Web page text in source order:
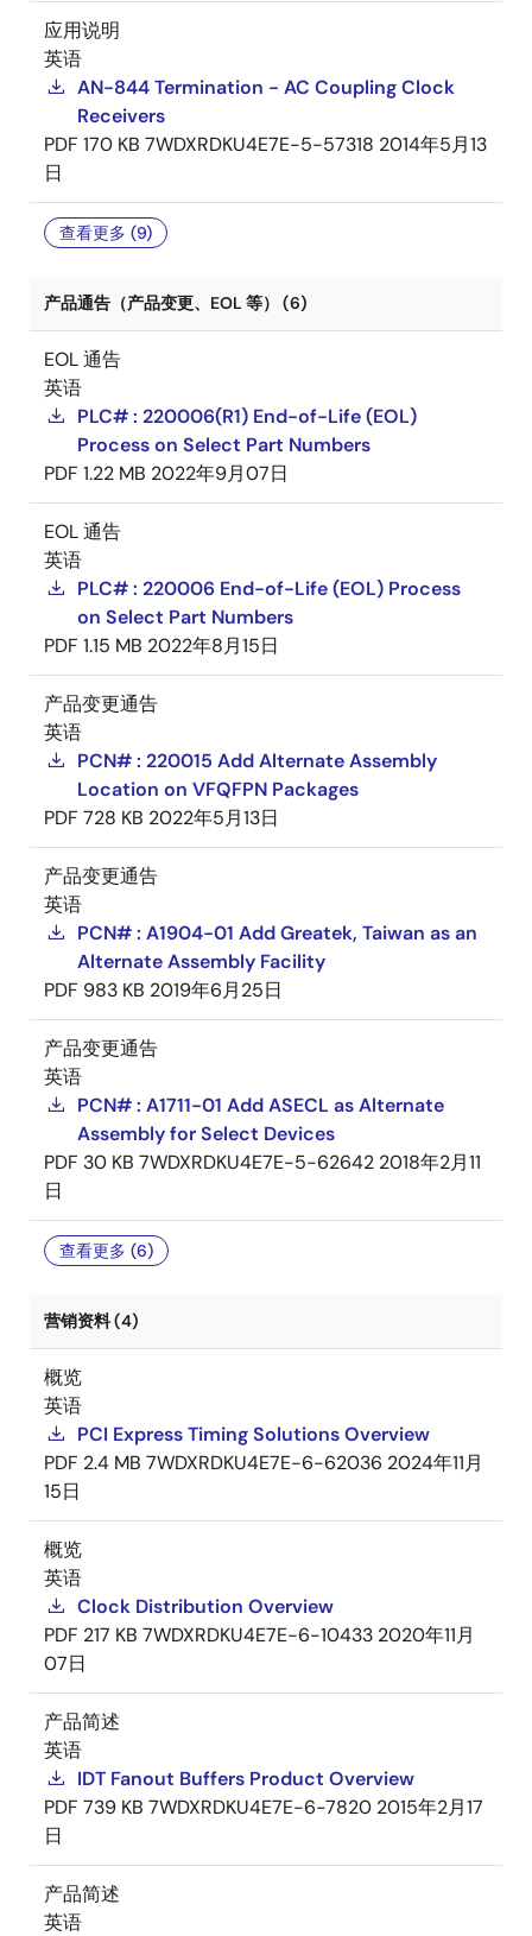
应用说明
英语
AN-844 Termination - AC Coupling Clock
Receivers
PDF 170 KB 7WDXRDKU4E7E-5-57318 2014年5月13
日
查看更多 (9)
产品通告（产品变更、EOL 等） (6)
EOL 通告
英语
PLC# : 220006(R1) End-of-Life (EOL)
Process on Select Part Numbers
PDF 1.22 MB 2022年9月07日
EOL 通告
英语
PLC# : 220006 End-of-Life (EOL) Process
on Select Part Numbers
PDF 1.15 MB 2022年8月15日
产品变更通告
英语
PCN# : 220015 Add Alternate Assembly
Location on VFQFPN Packages
PDF 728 KB 2022年5月13日
产品变更通告
英语
PCN# : A1904-01 Add Greatek, Taiwan as an
Alternate Assembly Facility
PDF 983 KB 2019年6月25日
产品变更通告
英语
PCN# : A1711-01 Add ASECL as Alternate
Assembly for Select Devices
PDF 30 KB 7WDXRDKU4E7E-5-62642 2018年2月11
日
查看更多 (6)
营销资料 (4)
概览
英语
PCI Express Timing Solutions Overview
PDF 2.4 MB 7WDXRDKU4E7E-6-62036 2024年11月
15日
概览
英语
Clock Distribution Overview
PDF 217 KB 7WDXRDKU4E7E-6-10433 2020年11月
07日
产品简述
英语
IDT Fanout Buffers Product Overview
PDF 739 KB 7WDXRDKU4E7E-6-7820 2015年2月17
日
产品简述
英语